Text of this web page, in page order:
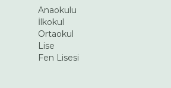
Anaokulu
İlkokul
Ortaokul
Lise
Fen Lisesi